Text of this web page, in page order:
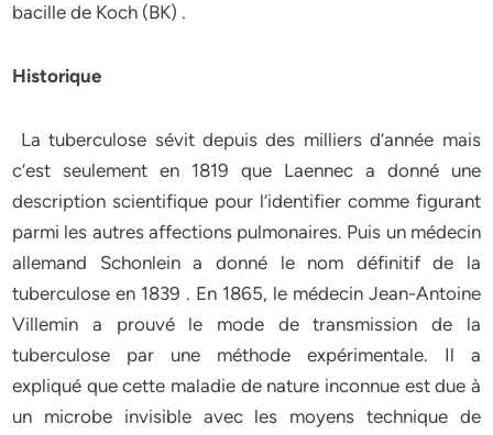
bacille de Koch (BK) .
Historique
La tuberculose sévit depuis des milliers d’année mais
c’est seulement en 1819 que Laennec a donné une
description scientifique pour l’identifier comme figurant
parmi les autres affections pulmonaires. Puis un médecin
allemand Schonlein a donné le nom définitif de la
tuberculose en 1839 . En 1865, le médecin Jean-Antoine
Villemin a prouvé le mode de transmission de la
tuberculose par une méthode expérimentale. Il a
expliqué que cette maladie de nature inconnue est due à
un microbe invisible avec les moyens technique de